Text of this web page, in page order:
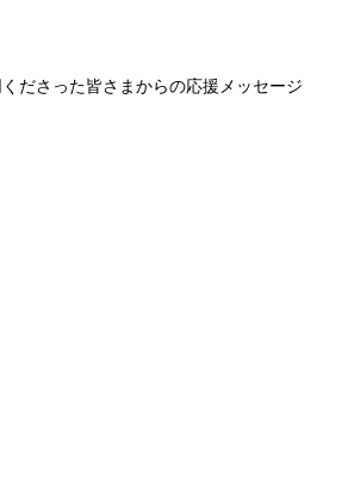
ださった皆さまからの応援メッセージ